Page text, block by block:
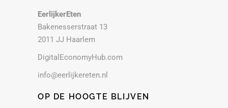
EerlijkerEten
Bakenesserstraat 13
2011 JJ Haarlem
DigitalEconomyHub.com
info@eerlijkereten.nl
OP DE HOOGTE BLIJVEN